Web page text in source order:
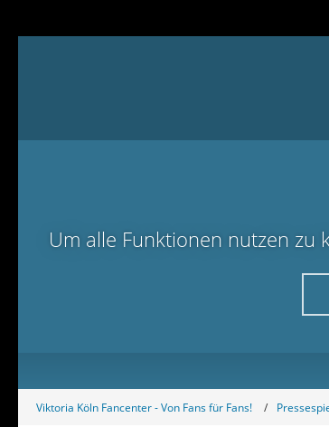
Um alle Funktionen nutzen zu
Viktoria Köln Fancenter - Von Fans für Fans!